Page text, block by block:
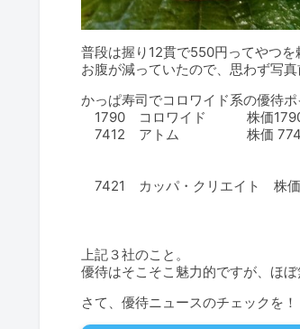
普段は握り12貫で550円ってやつを
お腹が減っていたので、思わず写
かっぱ寿司でコロワイド系の優待
1790 コロワイド 株価1790円
7412 アトム 株価 774円
500株 20000P/
1000株 40000P/
7421 カッパ・クリエイト 株
100株 3000P/年
1000株 12000P/
2000株 24000P/
上記３社のこと。
優待はそこそこ魅力的ですが、ほ
さて、優待ニュースのチェックを！